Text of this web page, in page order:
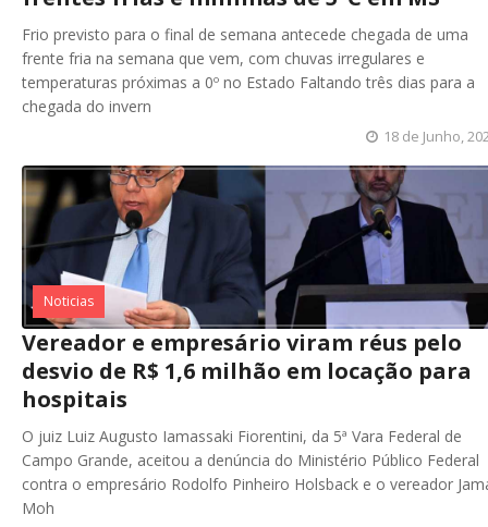
Frio previsto para o final de semana antecede chegada de uma
frente fria na semana que vem, com chuvas irregulares e
temperaturas próximas a 0º no Estado Faltando três dias para a
chegada do invern
18 de Junho,
Noticias
Vereador e empresário viram réus pelo
desvio de R$ 1,6 milhão em locação para
hospitais
O juiz Luiz Augusto Iamassaki Fiorentini, da 5ª Vara Federal de
Campo Grande, aceitou a denúncia do Ministério Público Federal
contra o empresário Rodolfo Pinheiro Holsback e o vereador
Moh